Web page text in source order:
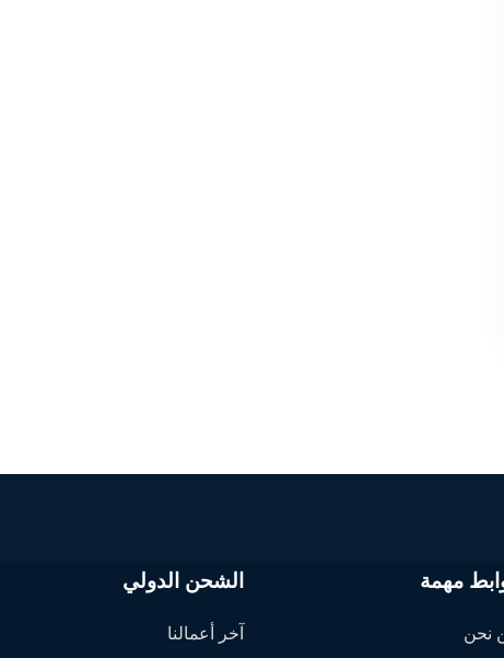
مهمة
نحن
الشحن الدولي
آخر أعمالنا